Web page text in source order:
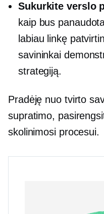
Sukurkite verslo
kaip bus
labiau linkę
savininkai
strategiją.
Pradėję nuo tvirto
supratimo,
skolinimosi procesui.